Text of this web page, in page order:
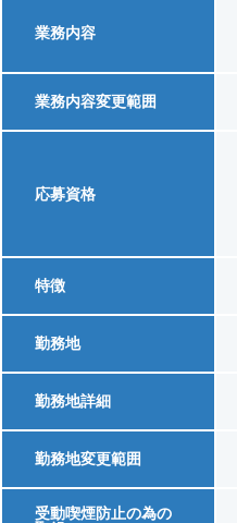
業務内容
業務内容変更範囲
応募資格
特徴
勤務地
勤務地詳細
勤務地変更範囲
受動喫煙防止の為の